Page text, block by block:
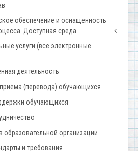
обеспечение и оснащенность
Доступная среда
услуги (все электронные
деятельность
(перевода) обучающихся
обучающихся
образовательной организации
и требования